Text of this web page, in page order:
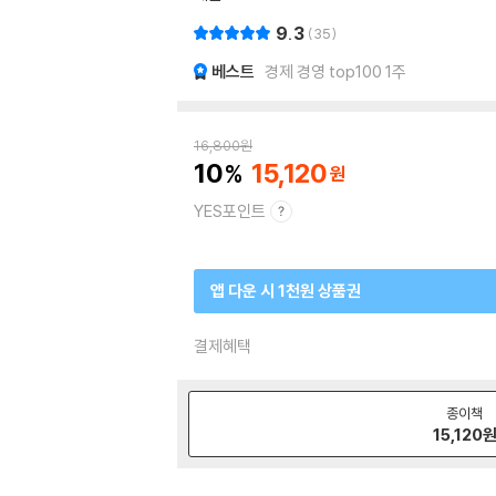
9.3 35
베스트 경제 경영 top100 1주
16,800원
10 15,120
YES포인트
앱 다운 시 1천원 상품권
결제혜택
종이책
15,120원